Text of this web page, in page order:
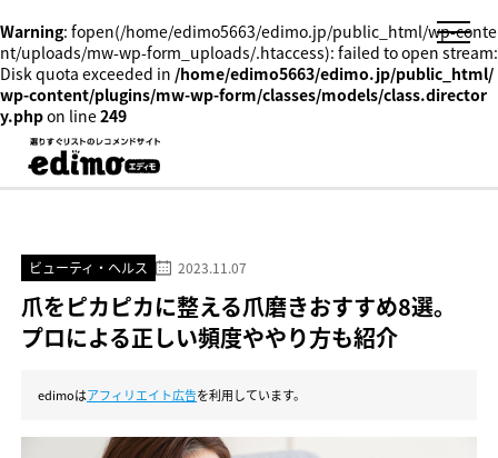
Warning: fopen(/home/edimo5663/edimo.jp/public_html/wp-conte
nt/uploads/mw-wp-form_uploads/.htaccess): failed to open stream:
Disk quota exceeded in /home/edimo5663/edimo.jp/public_html/
wp-content/plugins/mw-wp-form/classes/models/class.director
y.phpon line249
ビューティ・ヘルス 2023.11.07
爪をピカピカに整える爪磨きおすすめ8選。
プロによる正しい頻度ややり方も紹介
edimoはアフィリエイト広告を利用しています。